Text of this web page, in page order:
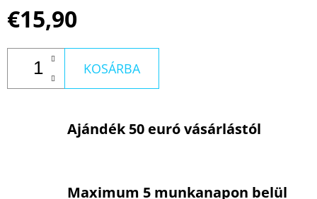
€15,90
KOSÁRBA
Ajándék 50 euró vásárlástól
Maximum 5 munkanapon belül